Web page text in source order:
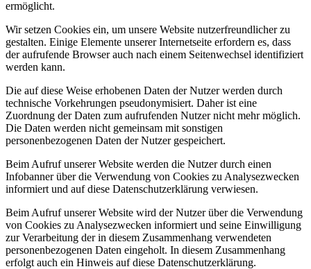
ermöglicht.
Wir setzen Cookies ein, um unsere Website nutzerfreundlicher zu
gestalten. Einige Elemente unserer Internetseite erfordern es, dass
der aufrufende Browser auch nach einem Seitenwechsel identifiziert
werden kann.
Die auf diese Weise erhobenen Daten der Nutzer werden durch
technische Vorkehrungen pseudonymisiert. Daher ist eine
Zuordnung der Daten zum aufrufenden Nutzer nicht mehr möglich.
Die Daten werden nicht gemeinsam mit sonstigen
personenbezogenen Daten der Nutzer gespeichert.
Beim Aufruf unserer Website werden die Nutzer durch einen
Infobanner über die Verwendung von Cookies zu Analysezwecken
informiert und auf diese Datenschutzerklärung verwiesen.
Beim Aufruf unserer Website wird der Nutzer über die Verwendung
von Cookies zu Analysezwecken informiert und seine Einwilligung
zur Verarbeitung der in diesem Zusammenhang verwendeten
personenbezogenen Daten eingeholt. In diesem Zusammenhang
erfolgt auch ein Hinweis auf diese Datenschutzerklärung.